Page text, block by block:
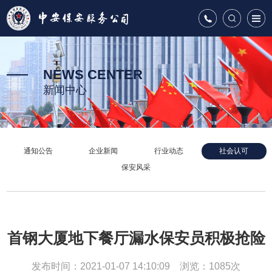
NEWS CENTER
新闻中心
通知公告 企业新闻 行业动态
社会认可
保安风采
首钢大厦地下餐厅漏水保安员积极抢险
发布时间：2021-01-07 14:10:09 浏览：1085次